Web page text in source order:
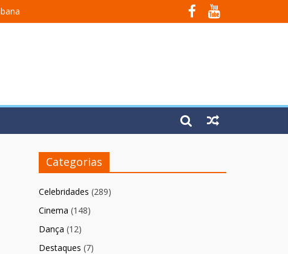
Em Fúria”
Categorias
Celebridades (289)
Cinema (148)
Dança (12)
Destaques (7)